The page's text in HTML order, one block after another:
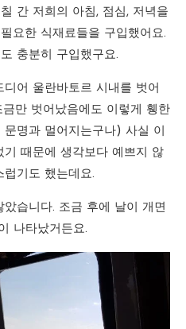
간 저희의 아침, 점심, 저녁을
요한 식재료들을 구입했어요.
충분히 구입했구요.
어 울란바토르 시내를 벗어
만 벗어났음에도 이렇게 휑한
명과 멀어지는구나) 사실 이
때문에 생각보다 예쁘지 않
기도 했는데요.
습니다. 조금 후에 날이 개면
나타났거든요.